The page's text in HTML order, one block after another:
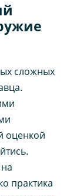
сложных
оценкой
практика